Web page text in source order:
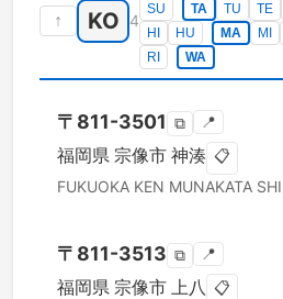
↑ KO 4
SU
TA TU TE
HI
HU MA MI
RI
WA
〒 811-3501 ⧉ 📍
福岡県 宗像市 神湊 📋
FUKUOKA KEN MUNAKATA SHI
〒 811-3513 ⧉ 📍
福岡県 宗像市 上八 📋